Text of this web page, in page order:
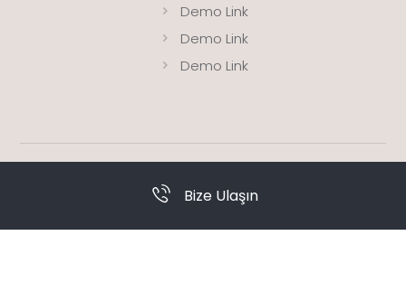
Demo Link
Demo Link
Demo Link
© Copyright 2026. Tüm Hakları Saklıdır
Bize Ulaşın